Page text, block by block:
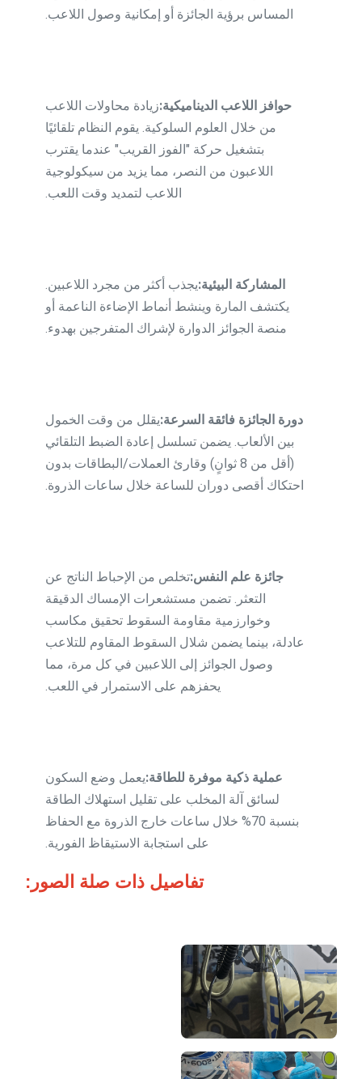
المساس برؤية الجائزة أو إمكانية وصول اللاعب.
حوافز اللاعب الديناميكية:زيادة محاولات اللاعب
من خلال العلوم السلوكية. يقوم النظام تلقائيًا
بتشغيل حركة "الفوز القريب" عندما يقترب
اللاعبون من النصر، مما يزيد من سيكولوجية
اللاعب لتمديد وقت اللعب.
المشاركة البيئية:يجذب أكثر من مجرد اللاعبين.
يكتشف المارة وينشط أنماط الإضاءة الناعمة أو
منصة الجوائز الدوارة لإشراك المتفرجين بهدوء.
دورة الجائزة فائقة السرعة:يقلل من وقت الخمول
بين الألعاب. يضمن تسلسل إعادة الضبط التلقائي
(أقل من 8 ثوانٍ) وقارئ العملات/البطاقات بدون
احتكاك أقصى دوران للساعة خلال ساعات الذروة.
جائزة علم النفس:تخلص من الإحباط الناتج عن
التعثر. تضمن مستشعرات الإمساك الدقيقة
وخوارزمية مقاومة السقوط تحقيق مكاسب
عادلة، بينما يضمن شلال السقوط المقاوم للتلاعب
وصول الجوائز إلى اللاعبين في كل مرة، مما
يحفزهم على الاستمرار في اللعب.
عملية ذكية موفرة للطاقة:يعمل وضع السكون
لسائق آلة المخلب على تقليل استهلاك الطاقة
بنسبة 70% خلال ساعات خارج الذروة مع الحفاظ
على استجابة الاستيقاظ الفورية.
تفاصيل ذات صلة الصور: